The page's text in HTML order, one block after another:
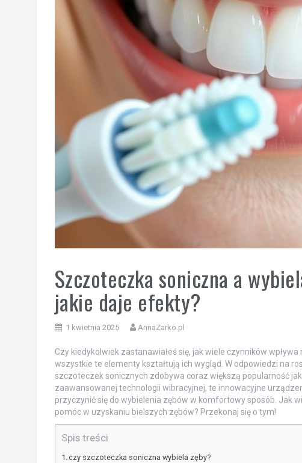
Szczoteczka soniczna a
jakie daje efekty?
1 kwietnia 2025 AnnaZarko.pl
Czy kiedykolwiek zastanawiałeś się, jak wiele czynników
wszystkie te elementy kształtują ich wygląd. W odpowiedzi na
szczoteczek sonicznych zdobywa coraz większą popularność
zaawansowanej technologii wibracyjnej, te innowacyjne
przyczynić się do wybielenia zębów w komfortowy sposób. Jak
pomóc w uzyskaniu bielszych zębów? Przekonaj się o tym!
Spis treści
czy szczoteczka soniczna wybiela zęby?